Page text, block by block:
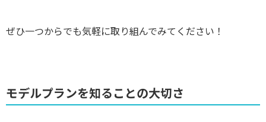
ぜひ一つからでも気軽に取り組んでみてください！
モデルプランを知ることの大切さ